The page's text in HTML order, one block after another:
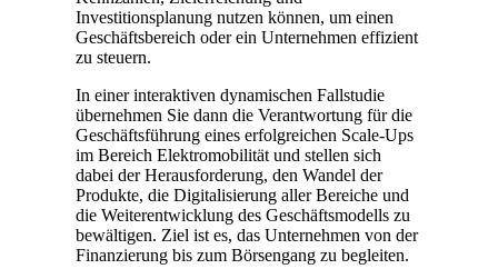
Investitionsplanung nutzen können, um einen
Geschäftsbereich oder ein Unternehmen effizient
zu steuern.
In einer interaktiven dynamischen Fallstudie
übernehmen Sie dann die Verantwortung für die
Geschäftsführung eines erfolgreichen Scale-Ups
im Bereich Elektromobilität und stellen sich
dabei der Herausforderung, den Wandel der
Produkte, die Digitalisierung aller Bereiche und
die Weiterentwicklung des Geschäftsmodells zu
bewältigen. Ziel ist es, das Unternehmen von der
Finanzierung bis zum Börsengang zu begleiten.